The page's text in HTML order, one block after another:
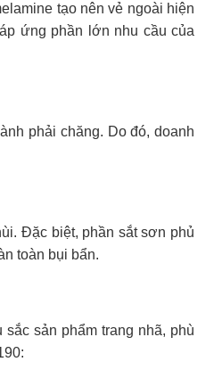
tạo nên vẻ ngoài hiện
ứng phần lớn nhu cầu của
phải chăng. Do đó, doanh
Đặc biệt, phần sắt sơn phủ
toàn bụi bẩn.
sản phẩm trang nhã, phù